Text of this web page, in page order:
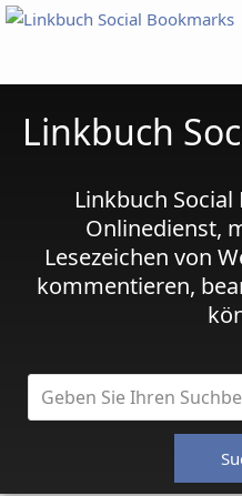
Linkbuch
Linkbuch
Onlinedienst,
Lesezeichen von
kommentieren,